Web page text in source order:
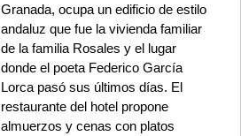
Granada, ocupa un edificio de estilo
andaluz que fue la vivienda familiar
de la familia Rosales y el lugar
donde el poeta Federico García
Lorca pasó sus últimos días. El
restaurante del hotel propone
almuerzos y cenas con platos